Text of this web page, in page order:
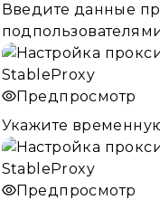
Введите данные
Предпросмотр
Укажите
Предпросмотр